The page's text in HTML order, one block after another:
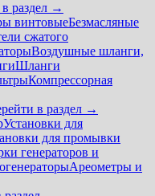
раздел →
винтовыеБезмасляные
сжатого
Воздушные шланги,
Шланги
Компрессорная
в раздел →
Установки для
для промывки
генераторов и
Ареометры и